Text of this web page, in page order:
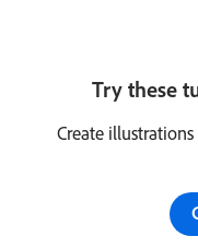
Try these
Create